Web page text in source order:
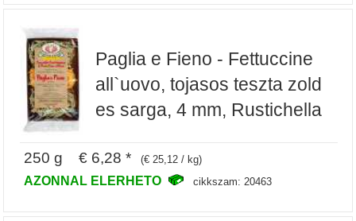
Paglia e Fieno - Fettuccine
all`uovo, tojasos teszta zold
es sarga, 4 mm, Rustichella
250 g € 6,28 * (€ 25,12 / kg)
AZONNAL ELERHETO cikkszam: 20463